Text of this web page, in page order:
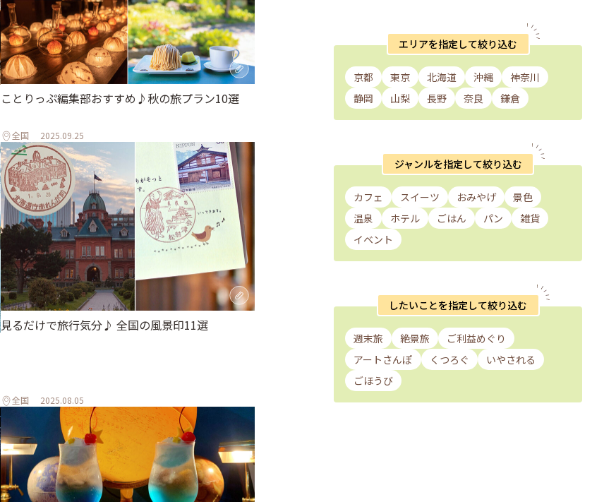
ことりっぷ編集部おすすめ♪秋の旅プラン10選
全国 2025.09.25
見るだけで旅行気分♪ 全国の風景印11選
全国 2025.08.05
エリアを指定して絞り込む
京都 東京 北海道 沖縄
神奈川
静岡
山梨 長野 奈良 鎌倉
ジャンルを指定して絞り込む
カフェ スイーツ おみやげ
景色
温泉
ホテル ごはん パン
雑貨
イベント
したいことを指定して絞り込む
週末旅 絶景旅
ご利益めぐり
アートさんぽ
くつろぐ
いやされる
ごほうび